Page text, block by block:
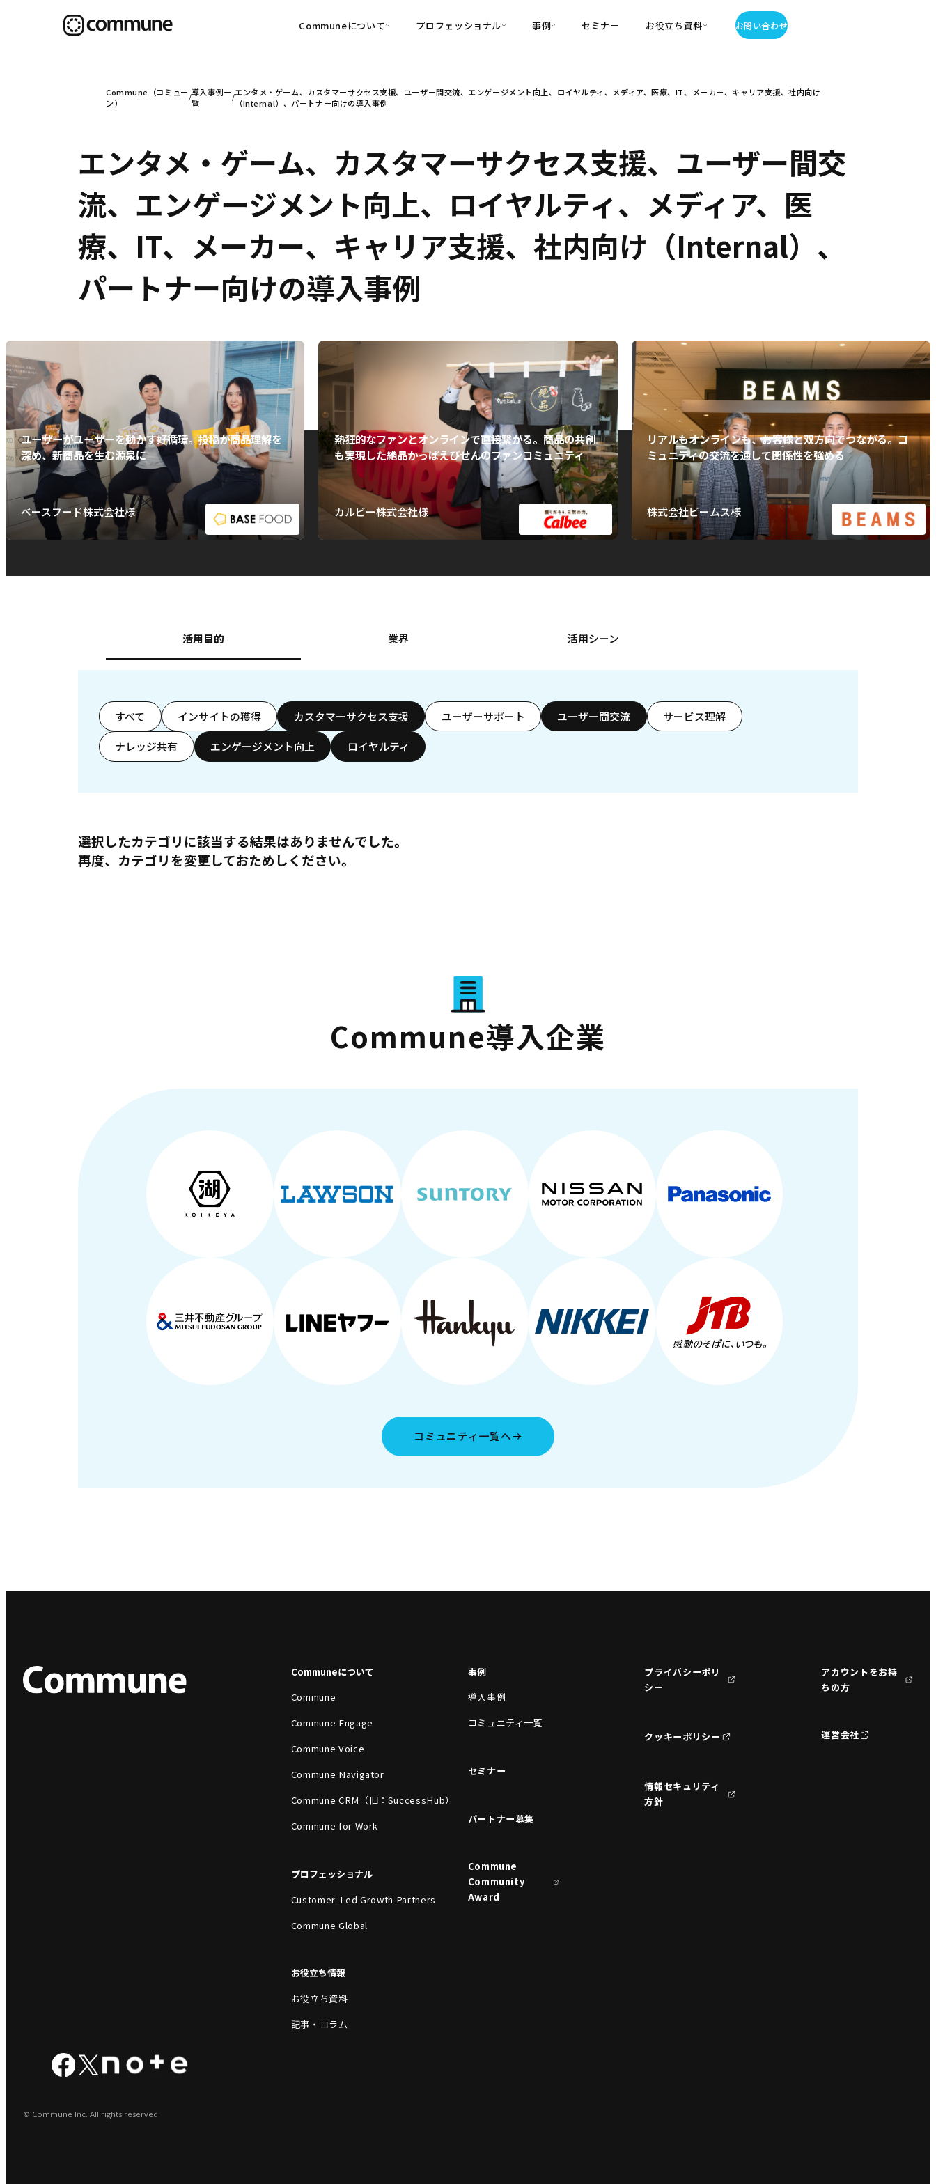
Communeについて
可視化
・Commune Engage
育成
信頼を醸成する信頼起点経営基盤
SuccessHub）
・Commune for Work
プロフェッショナル
・Customer-Led Growth
事例
導入事例
セミナー お役立ち資料
・お役立ち資料
お問い合わせ
Commune（コミュー
ン）
導入事例一
覧
エンタメ・ゲーム、カスタマーサクセス支援、ユーザー間交流、エンゲージメント向上、ロイヤルティ、メディア、医療、IT、メーカー、キャリア支援、社内向け
（Internal）、パートナー向けの導入事例
エンタメ・ゲーム、カスタマーサクセス支援、ユーザー間交
流、エンゲージメント向上、ロイヤルティ、メディア、医
療、IT、メーカー、キャリア支援、社内向け（Internal）、
パートナー向けの導入事例
ユーザーがユーザーを動かす好循環。投稿が商品理解を
深め、新商品を生む源泉に
ベースフード株式会社様
熱狂的なファンとオンラインで直接繋がる。商品の共創
も実現した絶品かっぱえびせんのファンコミュニティ
カルビー株式会社様
リアルもオンラインも、お客様と双方向でつながる。コ
ミュニティの交流を通して関係性を強める
株式会社ビームス様
活用目的 業界 活用シーン
すべて インサイトの獲得 カスタマーサクセス支援 ユーザーサポート ユーザー間交流 サービス理解
ナレッジ共有 エンゲージメント向上 ロイヤルティ
選択したカテゴリに該当する結果はありませんでした。
再度、カテゴリを変更しておためしください。
Commune導入企業
コミュニティ一覧へ
Communeについて
Commune
Commune Engage
Commune Voice
Commune Navigator
Commune CRM（旧：SuccessHub）
Commune for Work
プロフェッショナル
Customer-Led Growth Partners
Commune Global
お役立ち情報
お役立ち資料
記事・コラム
事例
導入事例
コミュニティ一覧
セミナー
パートナー募集
Commune
Community
Award
プライバシーポリ
シー
クッキーポリシー
情報セキュリティ
方針
アカウントをお持
ちの方
運営会社
© Commune Inc. All rights reserved